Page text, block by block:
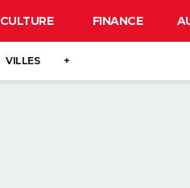
CULTURE FINANCE
VILLES +